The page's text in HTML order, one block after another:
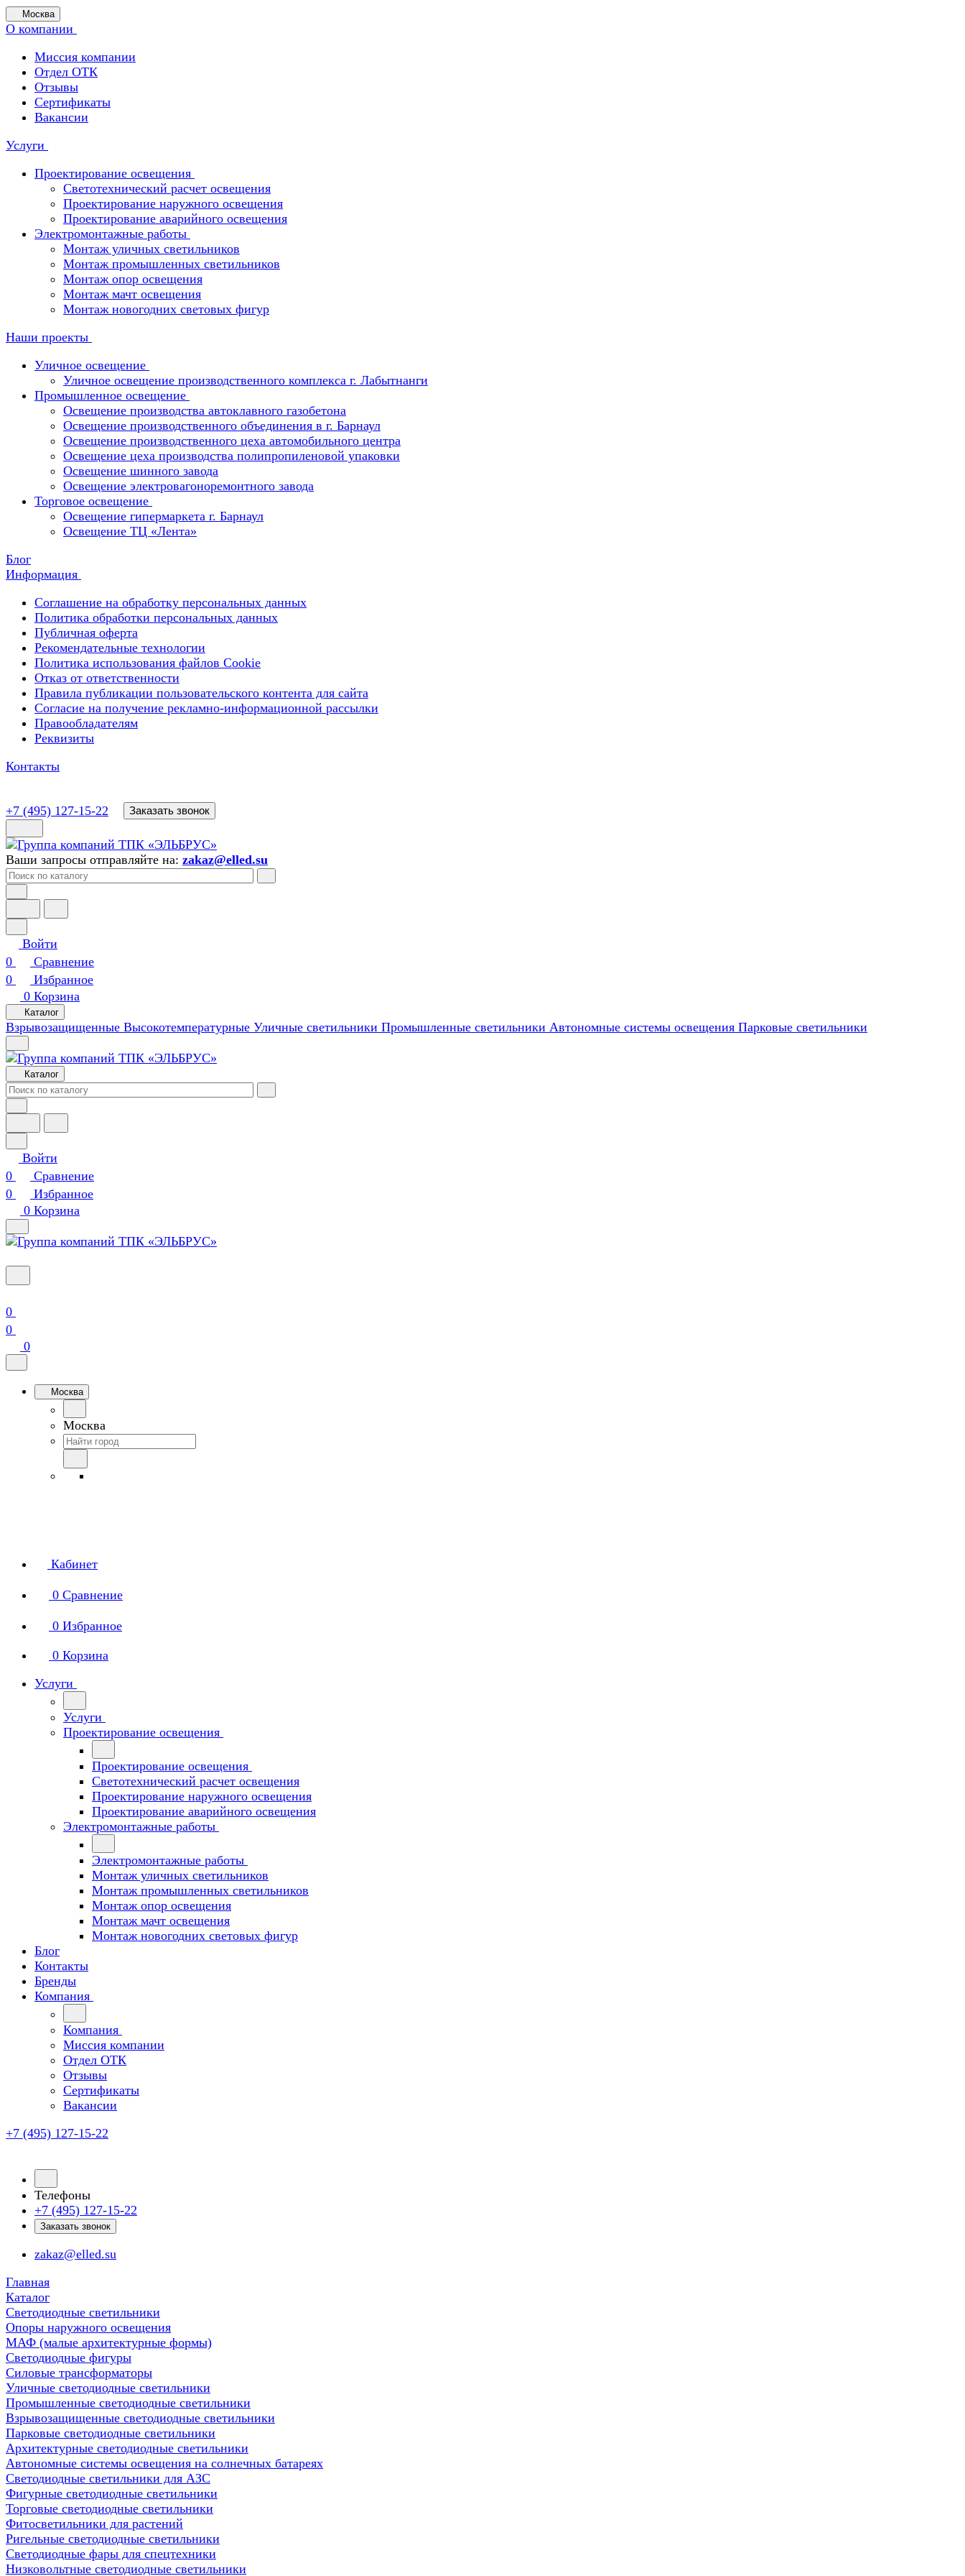
Москва
О компании
Миссия компании
Отдел ОТК
Отзывы
Сертификаты
Вакансии
Услуги
Проектирование освещения
Светотехнический расчет освещения
Проектирование наружного освещения
Проектирование аварийного освещения
Электромонтажные работы
Монтаж уличных светильников
Монтаж промышленных светильников
Монтаж опор освещения
Монтаж мачт освещения
Монтаж новогодних световых фигур
Наши проекты
Уличное освещение
Уличное освещение производственного комплекса г. Лабытнанги
Промышленное освещение
Освещение производства автоклавного газобетона
Освещение производственного объединения в г. Барнаул
Освещение производственного цеха автомобильного центра
Освещение цеха производства полипропиленовой упаковки
Освещение шинного завода
Освещение электровагоноремонтного завода
Торговое освещение
Освещение гипермаркета г. Барнаул
Освещение ТЦ «Лента»
Блог
Информация
Соглашение на обработку персональных данных
Политика обработки персональных данных
Публичная оферта
Рекомендательные технологии
Политика использования файлов Cookie
Отказ от ответственности
Правила публикации пользовательского контента для сайта
Согласие на получение рекламно-информационной рассылки
Правообладателям
Реквизиты
Контакты
+7 (495) 127-15-22 Заказать звонок
Ваши запросы отправляйте на: zakaz@elled.su
Войти
0
Сравнение
0
Избранное
0 Корзина
Каталог
Взрывозащищенные Высокотемпературные Уличные светильники Промышленные светильники Автономные системы освещения Парковые светильники
Каталог
Войти
0
Сравнение
0
Избранное
0 Корзина
0
0
0
Москва
Москва
Кабинет
0 Сравнение
0 Избранное
0 Корзина
Услуги
Услуги
Проектирование освещения
Проектирование освещения
Светотехнический расчет освещения
Проектирование наружного освещения
Проектирование аварийного освещения
Электромонтажные работы
Электромонтажные работы
Монтаж уличных светильников
Монтаж промышленных светильников
Монтаж опор освещения
Монтаж мачт освещения
Монтаж новогодних световых фигур
Блог
Контакты
Бренды
Компания
Компания
Миссия компании
Отдел ОТК
Отзывы
Сертификаты
Вакансии
+7 (495) 127-15-22
Телефоны
+7 (495) 127-15-22
Заказать звонок
zakaz@elled.su
Главная
Каталог
Светодиодные светильники
Опоры наружного освещения
МАФ (малые архитектурные формы)
Светодиодные фигуры
Силовые трансформаторы
Уличные светодиодные светильники
Промышленные светодиодные светильники
Взрывозащищенные светодиодные светильники
Парковые светодиодные светильники
Архитектурные светодиодные светильники
Автономные системы освещения на солнечных батареях
Светодиодные светильники для АЗС
Фигурные светодиодные светильники
Торговые светодиодные светильники
Фитосветильники для растений
Ригельные светодиодные светильники
Cветодиодные фары для спецтехники
Низковольтные светодиодные светильники